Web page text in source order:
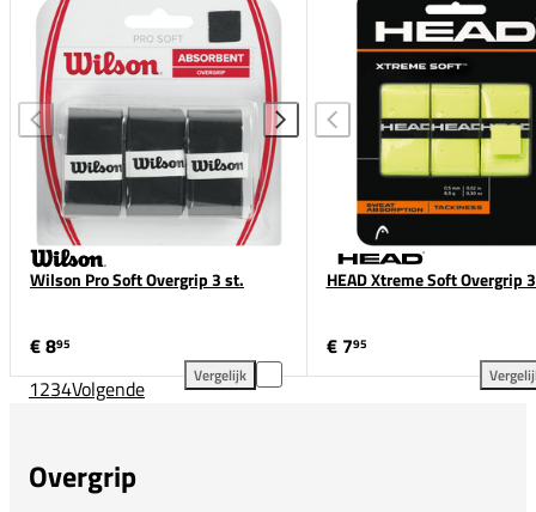
Wilson Pro Soft Overgrip 3 st.
€ 895
Vergelijk
Wilson Pro Soft Overgrip 3 st. toevoegen aan
HEAD Xtreme Soft Overgrip
€ 795
1234Volgende
Overgrip